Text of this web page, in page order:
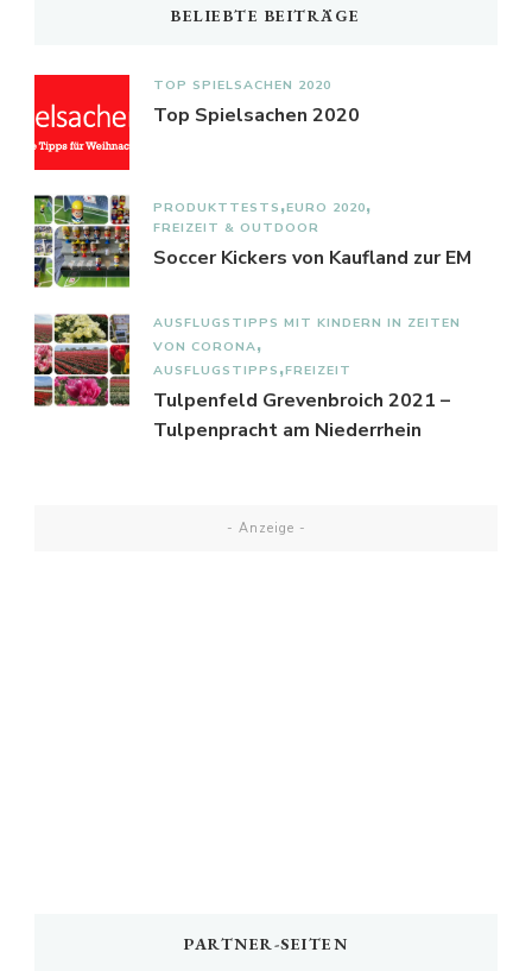
BELIEBTE BEITRÄGE
TOP SPIELSACHEN 2020
Top Spielsachen 2020
PRODUKTTESTS EURO 2020
FREIZEIT & OUTDOOR
Soccer Kickers von Kaufland zur EM
AUSFLUGSTIPPS MIT KINDERN IN ZEITEN
VON CORONA
AUSFLUGSTIPPS FREIZEIT
Tulpenfeld Grevenbroich 2021 –
Tulpenpracht am Niederrhein
- Anzeige -
PARTNER-SEITEN